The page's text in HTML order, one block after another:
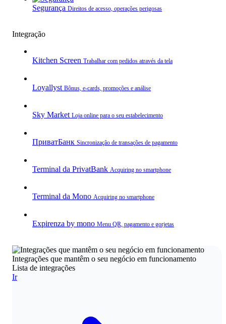
Segurança Direitos de acesso, operações perigosas
Integração
Kitchen Screen Trabalhar com pedidos através da tela
Loyallyst Bônus, e‑cards, promoções e análise
Sky Market Loja online para o seu estabelecimento
ПриватБанк Sincronização de transações de pagamento
Terminal da PrivatBank Acquiring no smartphone
Terminal da Mono Acquiring no smartphone
Expirenza by mono Menu QR, pagamento e gorjetas
Integrações que mantêm o seu negócio em funcionamento
Lista de integrações
Ir